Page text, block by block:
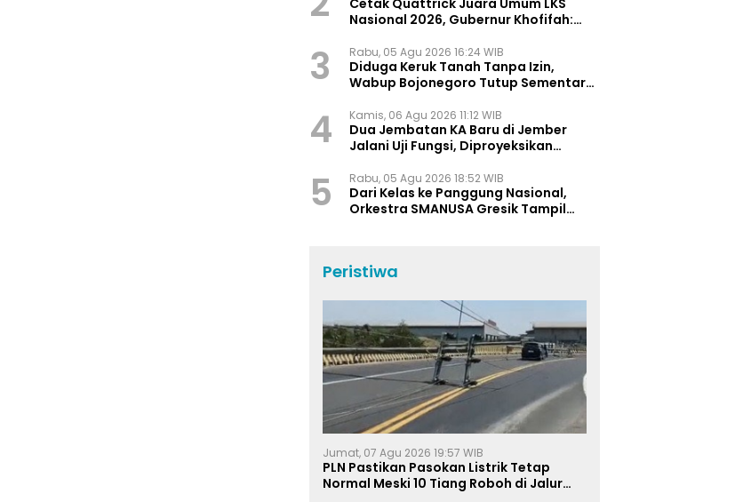
Nasional 2026, Gubernur Khofifah:
Indonesia
3 Rabu, 05 Agu 2026 16:24 WIB
Diduga Keruk Tanah Tanpa Izin,
Wabup Bojonegoro Tutup Sementara
4 Kamis, 06 Agu 2026 11:12 WIB
Dua Jembatan KA Baru di Jember
Jalani Uji Fungsi, Diproyeksikan
5 Rabu, 05 Agu 2026 18:52 WIB
Dari Kelas ke Panggung Nasional,
Orkestra SMANUSA Gresik Tampil
Peristiwa
Jumat, 07 Agu 2026 19:57 WIB
PLN Pastikan Pasokan Listrik Tetap
Normal Meski 10 Tiang Roboh di Jalur